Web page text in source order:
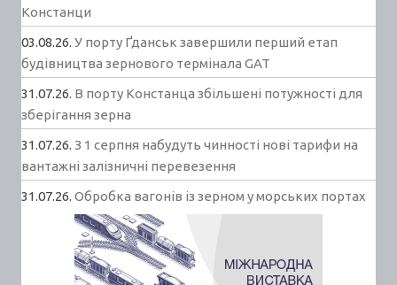
Констанци
03.08.26. У порту Ґданськ завершили перший етап
будівництва зернового термінала GAT
31.07.26. В порту Констанца збільшені потужності для
зберігання зерна
31.07.26. З 1 серпня набудуть чинності нові тарифи на
вантажні залізничні перевезення
31.07.26. Обробка вагонів із зерном у морських портах